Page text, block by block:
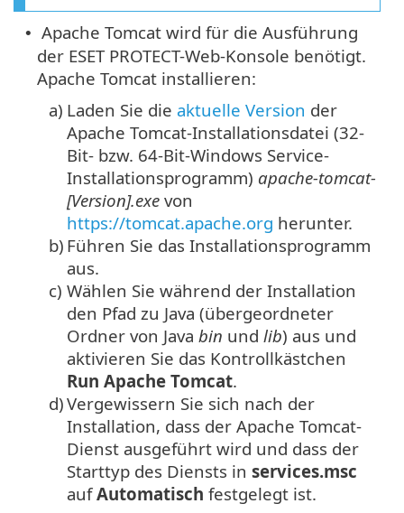
• Apache Tomcat wird für die Ausführung
der ESET PROTECT-Web-Konsole benötigt.
Apache Tomcat installieren:
a) Laden Sie die aktuelle Version der
Apache Tomcat-Installationsdatei (32-
Bit- bzw. 64-Bit-Windows Service-
Installationsprogramm) apache-tomcat-
[Version].exe von
https://tomcat.apache.org herunter.
b) Führen Sie das Installationsprogramm
aus.
c) Wählen Sie während der Installation
den Pfad zu Java (übergeordneter
Ordner von Java bin und lib) aus und
aktivieren Sie das Kontrollkästchen
Run Apache Tomcat.
d)Vergewissern Sie sich nach der
Installation, dass der Apache Tomcat-
Dienst ausgeführt wird und dass der
Starttyp des Diensts in services.msc
aufAutomatisch festgelegt ist.